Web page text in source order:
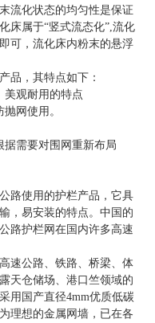
流化状态的均匀性是保证
床属于“竖式流态化”,流化
可，流化床内粉末的悬浮
品，其特点如下：
美观耐用的特点
网使用。
据需要对围网重新布局
路使用的护栏产品，它具
，易安装的特点。中国的
路护栏网在国内许多高速
速公路、铁路、桥梁、体
天仓储场、港口竺领域的
用国产直径4mm优质低碳
理想的金属网墙，已在各